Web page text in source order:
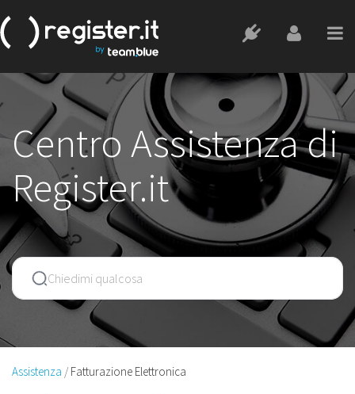
Centro Assistenza di
Register.it
Assistenza Fatturazione Elettronica